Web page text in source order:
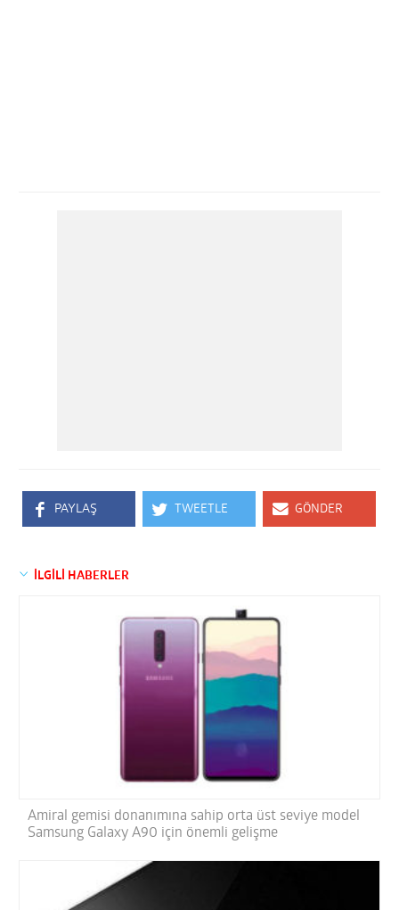
PAYLAŞ TWEETLE GÖNDER
İLGİLİ HABERLER
Amiral gemisi donanımına sahip orta üst seviye model
Samsung Galaxy A90 için önemli gelişme